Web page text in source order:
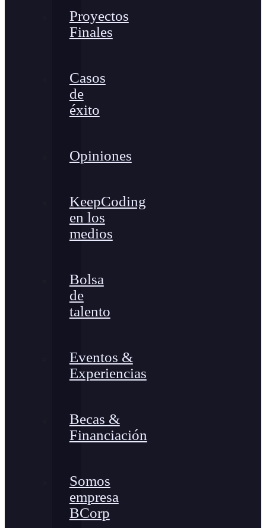
Proyectos
Finales
Casos
de
éxito
Opiniones
KeepCoding
en los
medios
Bolsa
de
talento
Eventos &
Experiencias
Becas &
Financiación
Somos
empresa
BCorp